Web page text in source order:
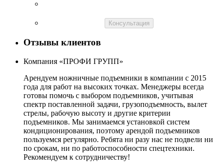
Консультация
Отзывы клиентов
Компания «ПРОФИ ГРУПП»
Арендуем ножничные подъемники в компании с 2015
года для работ на высоких точках. Менеджеры всегда
готовы помочь с выбором подъемников, учитывая
спектр поставленной задачи, грузоподъемность, вылет
стрелы, рабочую высоту и другие критерии
подъемников. Мы занимаемся установкой систем
кондиционирования, поэтому арендой подъемников
пользуемся регулярно. Ребята ни разу нас не подвели ни
по срокам, ни по работоспособности спецтехники.
Рекомендуем к сотрудничеству!